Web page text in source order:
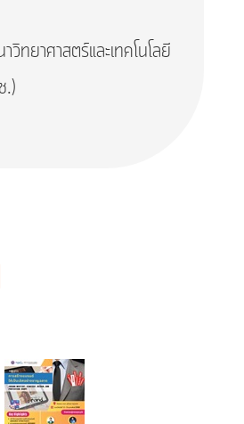
ทยาศาสตร์และเทคโนโลยี
.)